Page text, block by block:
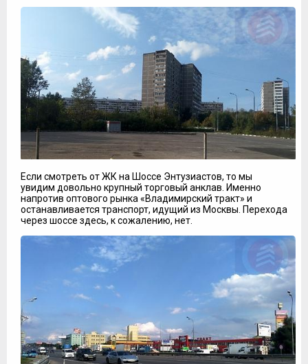
Если смотреть от ЖК на Шоссе Энтузиастов, то мы
увидим довольно крупный торговый анклав. Именно
напротив оптового рынка «Владимирский тракт» и
останавливается транспорт, идущий из Москвы. Перехода
через шоссе здесь, к сожалению, нет.